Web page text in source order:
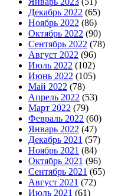
Декабрь 2022 (65)
Ноябрь 2022 (86)
Октябрь 2022 (90)
Сентябрь 2022 (78)
Август 2022 (96)
Июль 2022 (102)
Июнь 2022 (105)
Май 2022 (78)
Апрель 2022 (53)
Март 2022 (79)
Февраль 2022 (60)
Январь 2022 (47)
Декабрь 2021 (57)
Ноябрь 2021 (84)
Октябрь 2021 (96)
Сентябрь 2021 (65)
Август 2021 (72)
Июль 2021 (61)